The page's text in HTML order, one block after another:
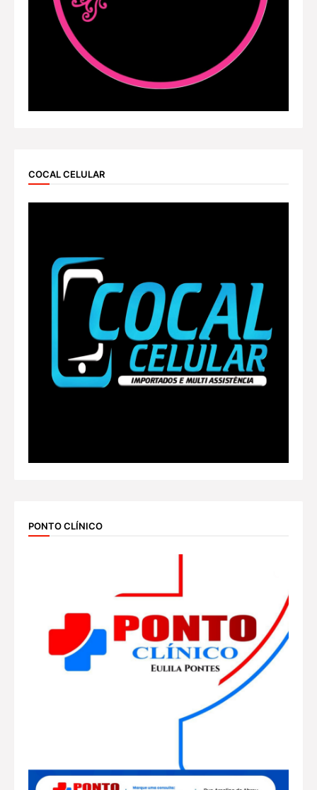
COCAL CELULAR
PONTO CLÍNICO